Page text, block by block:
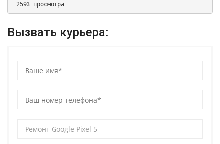
2593 просмотра
Вызвать курьера: